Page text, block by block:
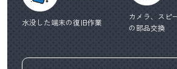
水没した端末の復旧作業
カメラ、スピ
の部品交換